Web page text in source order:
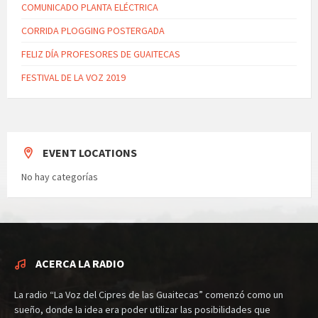
COMUNICADO PLANTA ELÉCTRICA
CORRIDA PLOGGING POSTERGADA
FELIZ DÍA PROFESORES DE GUAITECAS
FESTIVAL DE LA VOZ 2019
EVENT LOCATIONS
No hay categorías
ACERCA LA RADIO
La radio “La Voz del Cipres de las Guaitecas” comenzó como un
sueño, donde la idea era poder utilizar las posibilidades que